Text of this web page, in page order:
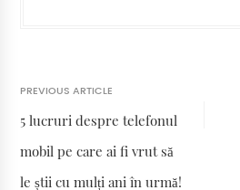
PREVIOUS ARTICLE
5 lucruri despre telefonul
mobil pe care ai fi vrut să
le știi cu mulți ani în urmă!